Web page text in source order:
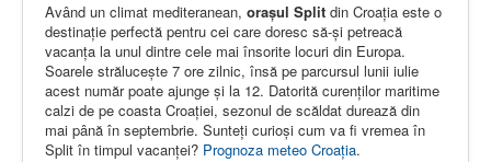
Având un climat mediteranean, orașul Split din Croația este o
destinație perfectă pentru cei care doresc să-și petreacă
vacanța la unul dintre cele mai însorite locuri din Europa.
Soarele strălucește 7 ore zilnic, însă pe parcursul lunii iulie
acest număr poate ajunge și la 12. Datorită curenților maritime
calzi de pe coasta Croației, sezonul de scăldat durează din
mai până în septembrie. Sunteţi curioşi cum va fi vremea în
Split în timpul vacanței? Prognoza meteo Croația.